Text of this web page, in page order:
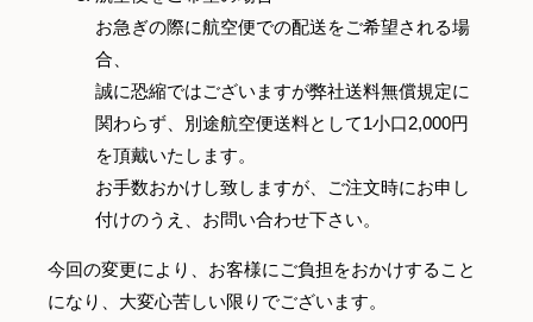
お急ぎの際に航空便での配送をご希望される場
合、
誠に恐縮ではございますが弊社送料無償規定に
関わらず、別途航空便送料として1小口2,000円
を頂戴いたします。
お手数おかけし致しますが、ご注文時にお申し
付けのうえ、お問い合わせ下さい。
今回の変更により、お客様にご負担をおかけすること
になり、大変心苦しい限りでございます。